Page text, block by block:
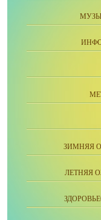
ЗИМНЯЯ
ЛЕТНЯЯ